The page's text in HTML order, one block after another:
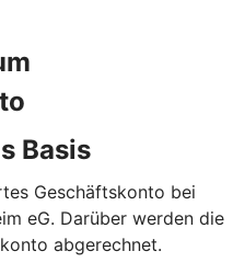
Basis
Geschäftskonto bei
eG. Darüber werden die
abgerechnet.